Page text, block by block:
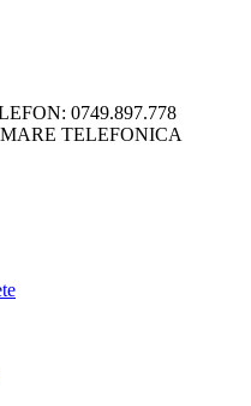
0749.897.778
TELEFONICA